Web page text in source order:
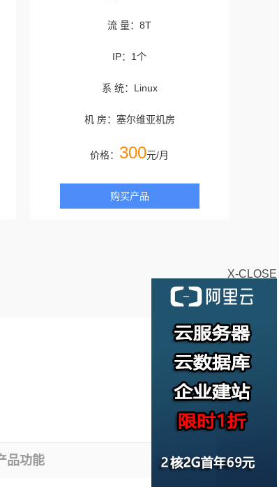
X-CLOSE
流 量：8T
IP：1个
系 统：Linux
机 房：塞尔维亚机房
价格： 300元/月
购买产品
品功能